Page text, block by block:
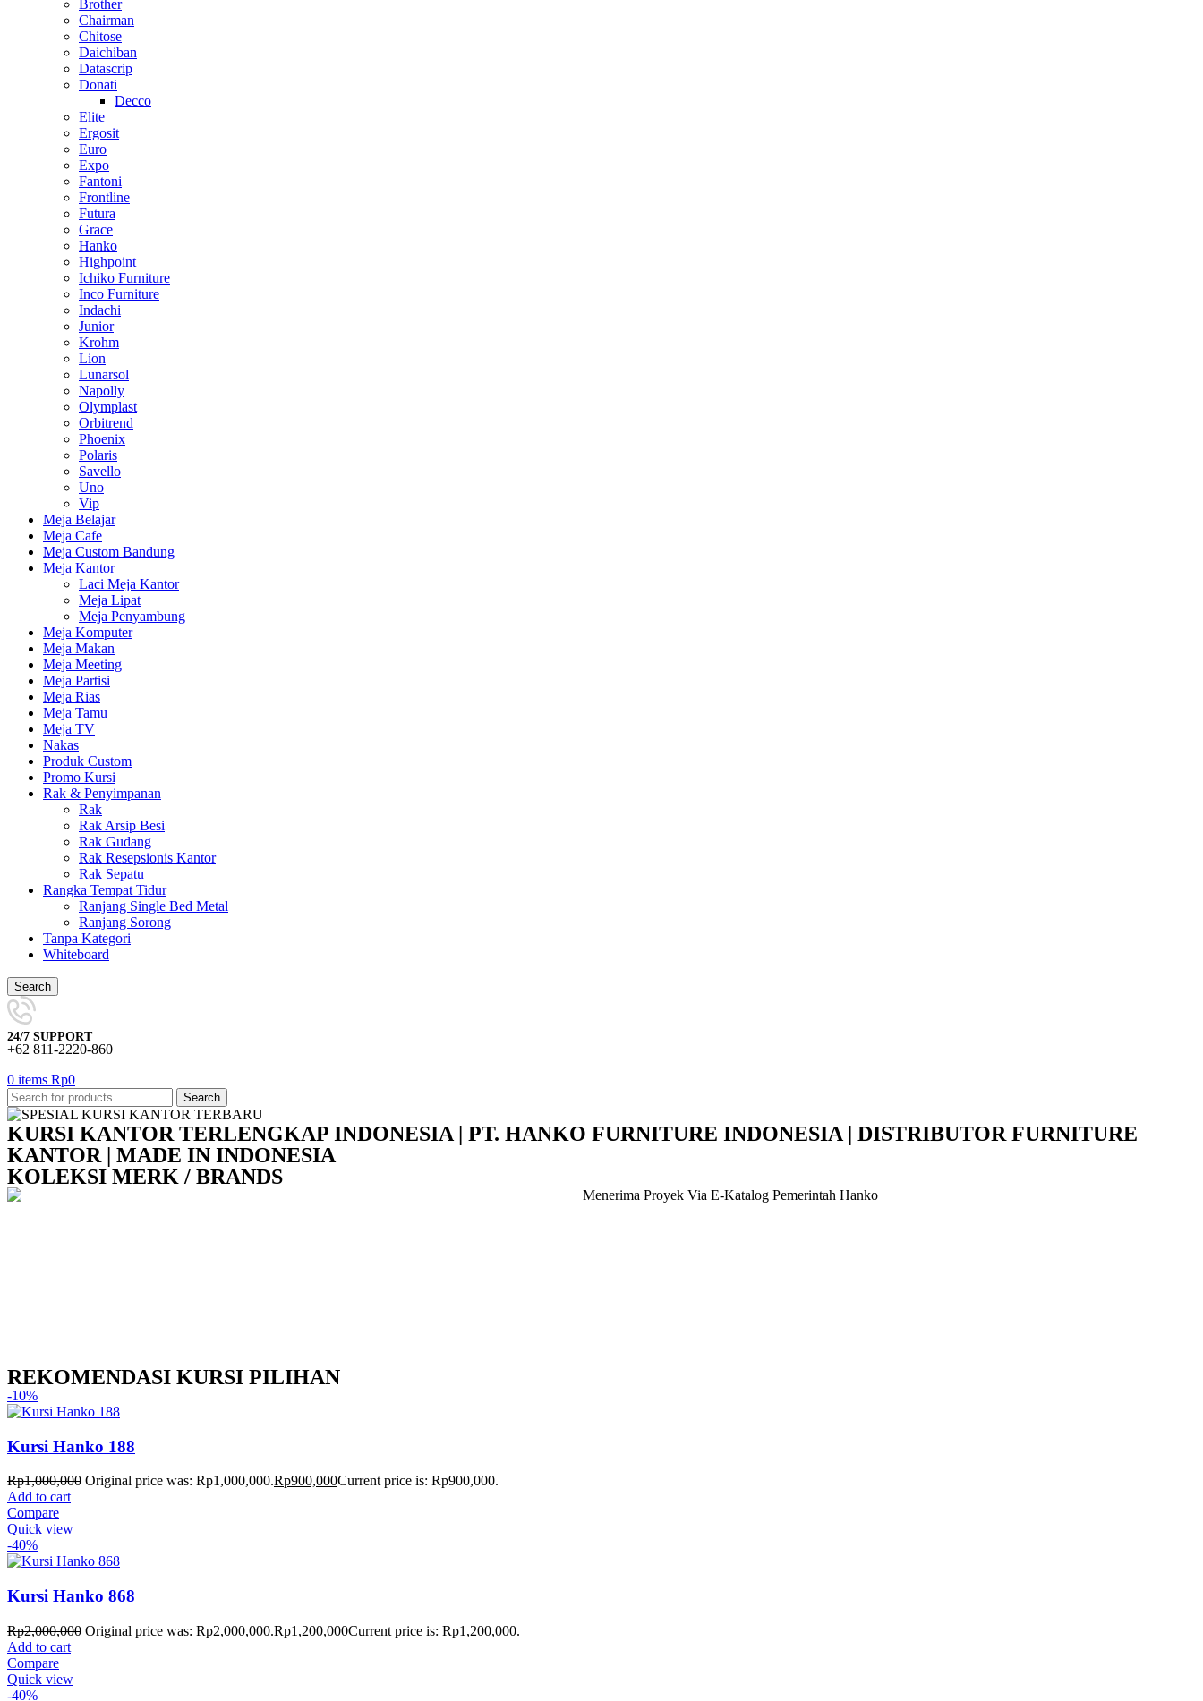
Brother
Chairman
Chitose
Daichiban
Datascrip
Donati
Decco
Elite
Ergosit
Euro
Expo
Fantoni
Frontline
Futura
Grace
Hanko
Highpoint
Ichiko Furniture
Inco Furniture
Indachi
Junior
Krohm
Lion
Lunarsol
Napolly
Olymplast
Orbitrend
Phoenix
Polaris
Savello
Uno
Vip
Meja Belajar
Meja Cafe
Meja Custom Bandung
Meja Kantor
Laci Meja Kantor
Meja Lipat
Meja Penyambung
Meja Komputer
Meja Makan
Meja Meeting
Meja Partisi
Meja Rias
Meja Tamu
Meja TV
Nakas
Produk Custom
Promo Kursi
Rak & Penyimpanan
Rak
Rak Arsip Besi
Rak Gudang
Rak Resepsionis Kantor
Rak Sepatu
Rangka Tempat Tidur
Ranjang Single Bed Metal
Ranjang Sorong
Tanpa Kategori
Whiteboard
Search
24/7 SUPPORT
+62 811-2220-860
0 items Rp0
Search
KURSI KANTOR TERLENGKAP INDONESIA | PT. HANKO FURNITURE INDONESIA | DISTRIBUTOR FURNITURE
KANTOR | MADE IN INDONESIA
KOLEKSI MERK / BRANDS
REKOMENDASI KURSI PILIHAN
-10%
Kursi Hanko 188
Rp1,000,000 Original price was: Rp1,000,000.Rp900,000Current price is: Rp900,000.
Add to cart
Compare
Quick view
-40%
Kursi Hanko 868
Rp2,000,000 Original price was: Rp2,000,000.Rp1,200,000Current price is: Rp1,200,000.
Add to cart
Compare
Quick view
-40%